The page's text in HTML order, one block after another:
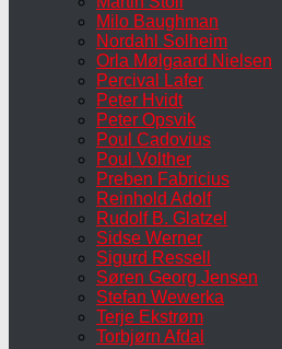
Milo Baughman
Nordahl Solheim
Orla Mølgaard Nielsen
Percival Lafer
Peter Hvidt
Peter Opsvik
Poul Cadovius
Poul Volther
Preben Fabricius
Reinhold Adolf
Rudolf B. Glatzel
Sidse Werner
Sigurd Ressell
Søren Georg Jensen
Stefan Wewerka
Terje Ekstrøm
Torbjørn Afdal